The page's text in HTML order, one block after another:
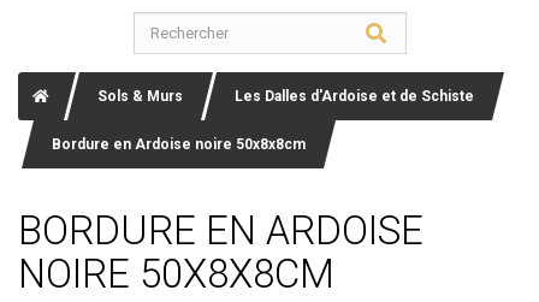
Sols & Murs Les Dalles d'Ardoise et de Schiste
Bordure en Ardoise noire 50x8x8cm
BORDURE EN ARDOISE
NOIRE 50X8X8CM